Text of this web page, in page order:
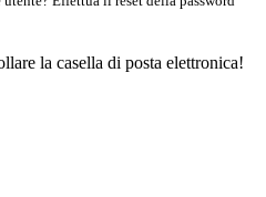
la casella di posta elettronica!